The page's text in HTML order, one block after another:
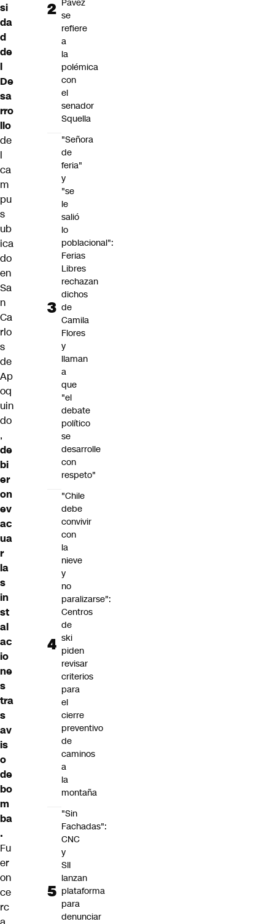
si
da
d
de
l
De
sa
rro
llo
de
l
ca
m
pu
s
ub
ica
do
en
Sa
n
Ca
rlo
s
de
Ap
oq
uin
do
,
de
bi
er
on
ev
ac
ua
r
la
s
in
st
al
ac
io
ne
s
tra
s
av
is
o
de
bo
m
ba
.
Fu
er
on
ce
rc
Pavez
se
refiere
a
la
polémica
con
el
senador
Squella
"Señora
de
feria"
y
"se
le
salió
lo
poblacional":
Ferias
Libres
rechazan
dichos
de
Camila
Flores
y
llaman
a
que
"el
debate
político
se
desarrolle
con
respeto"
"Chile
debe
convivir
con
la
nieve
y
no
paralizarse":
Centros
de
ski
piden
revisar
criterios
para
el
cierre
preventivo
de
caminos
a
la
montaña
"Sin
Fachadas":
CNC
y
SII
lanzan
plataforma
para
denunciar